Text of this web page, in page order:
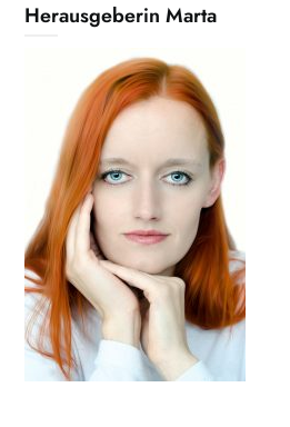
Herausgeberin Marta